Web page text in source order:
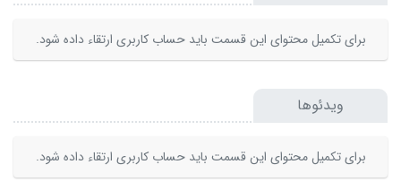
برای تکمیل محتوای این قسمت باید حساب کاربری ارتقاء داده شود.
ویدئوها
برای تکمیل محتوای این قسمت باید حساب کاربری ارتقاء داده شود.